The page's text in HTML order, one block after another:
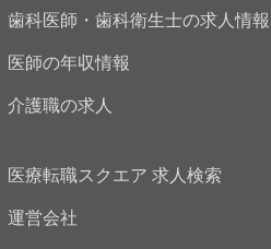
歯科医師・歯科衛生士の求人情報
医師の年収情報
介護職の求人
医療転職スクエア 求人検索
運営会社